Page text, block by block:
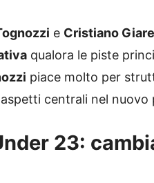
e Cristiano
qualora le piste
piace molto per
centrali nel
23: